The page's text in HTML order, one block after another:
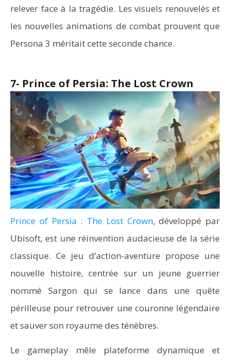
relever face à la tragédie. Les visuels renouvelés et
les nouvelles animations de combat prouvent que
Persona 3 méritait cette seconde chance.
7- Prince of Persia: The Lost Crown
Prince of Persia : The Lost Crown, développé par
Ubisoft, est une réinvention audacieuse de la série
classique. Ce jeu d’action-aventure propose une
nouvelle histoire, centrée sur un jeune guerrier
nommé Sargon qui se lance dans une quête
périlleuse pour retrouver une couronne légendaire
et sauver son royaume des ténèbres.
Le gameplay mêle plateforme dynamique et